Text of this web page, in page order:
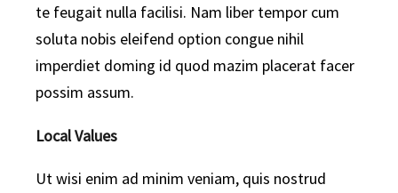
te feugait nulla facilisi. Nam liber tempor cum
soluta nobis eleifend option congue nihil
imperdiet doming id quod mazim placerat facer
possim assum.
Local Values
Ut wisi enim ad minim veniam, quis nostrud